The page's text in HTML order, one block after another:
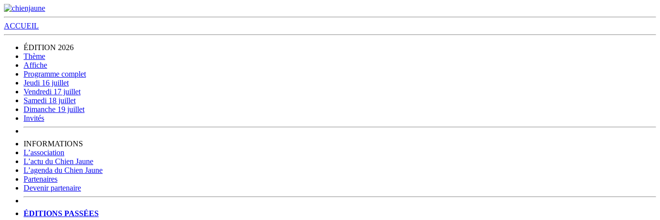
ACCUEIL
ÉDITION 2026
Thème
Affiche
Programme complet
Jeudi 16 juillet
Vendredi 17 juillet
Samedi 18 juillet
Dimanche 19 juillet
Invités
INFORMATIONS
L’association
L’actu du Chien Jaune
L’agenda du Chien Jaune
Partenaires
Devenir partenaire
ÉDITIONS PASSÉES